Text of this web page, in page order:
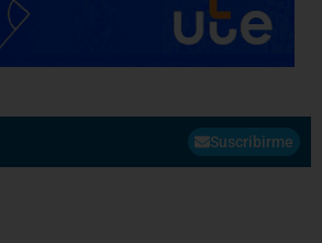
Suscribirme